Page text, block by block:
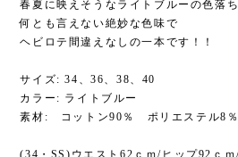
春夏に映えそうなライトブルーの色落
何とも言えない絶妙な色味で
ヘビロテ間違えなしの一本です！！
サイズ: 34、36、38、40
カラー: ライトブルー
素材: コットン90％ ポリエステル8
(34・SS)ウエスト62ｃｍ/ヒップ92ｃ